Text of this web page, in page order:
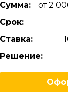
Сумма:
от 2
Срок:
Ставка:
Решение: